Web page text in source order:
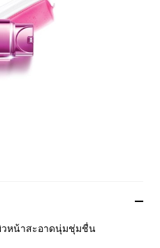
วหน้าสะอาดนุ่มชุ่มชื่น